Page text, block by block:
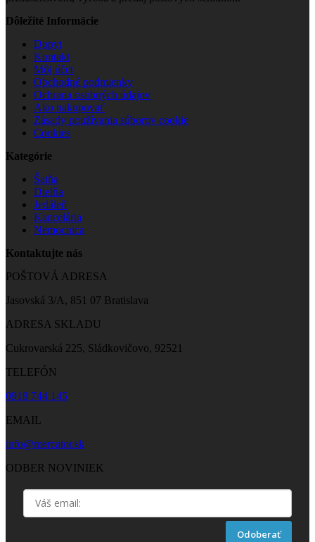
Dôležité Informácie
Dopyt
Kontakt
Môj účet
Obchodné podmienky
Ochrana osobných údajov
Ako nakupovať
Zásady používania súborov cookie
Cookies
Kategórie
Šatňa
Dielňa
Jedáleň
Kancelária
Nemocnica
Kontaktujte nás
POŠTOVÁ ADRESA
Jasovská 3/A, 851 07 Bratislava
ADRESA SKLADU
Cukrovarská 225, Sládkovičovo, 92521
TELEFÓN
0918 744 145
EMAIL
info@mercator.sk
ODBER NOVINIEK
Odoberať